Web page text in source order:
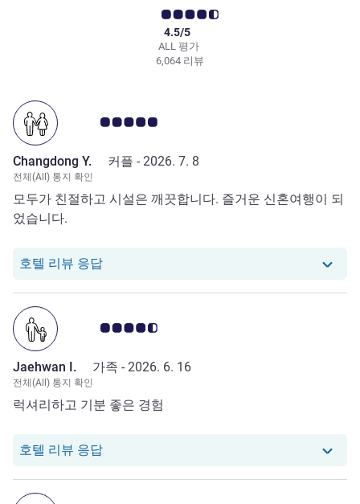
ALL 평가
4.5/5
6,064 리뷰
고객 평점 5.0/5
Changdong Y. 커플 - 2026. 7. 8
전체(All) 통지 확인
모두가 친절하고 시설은 깨끗합니다. 즐거운 신혼여행이 되
었습니다.
호텔 리뷰 응답당 호텔에서는 Changdong Y.로부터의 리뷰
고객 평점 4.5/5
Jaehwan I. 가족 - 2026. 6. 16
전체(All) 통지 확인
럭셔리하고 기분 좋은 경험
호텔 리뷰 응답당 호텔에서는 Jaehwan I.로부터의 리뷰에